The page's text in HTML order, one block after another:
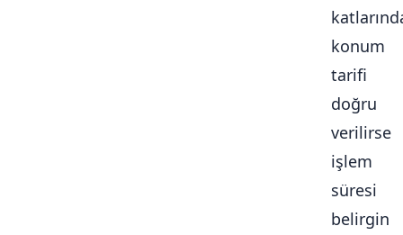
konum
tarifi
doğru
verilirse
işlem
süresi
belirgin